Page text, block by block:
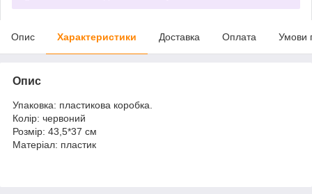
Опис Характеристики Доставка Оплата Умови
Опис
Упаковка: пластикова коробка.
Колір: червоний
Розмір: 43,5*37 см
Матеріал: пластик